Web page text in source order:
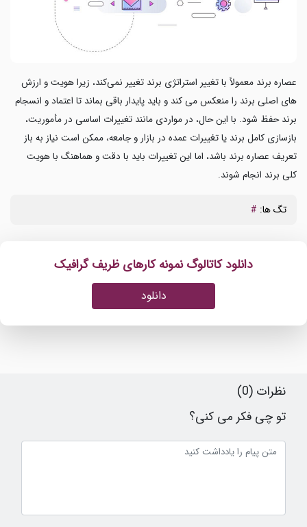
عصاره برند معمولاً با تغییر استراتژی برند تغییر نمی‌کند، زیرا هویت و ارزش
های اصلی برند را منعکس می کند و باید پایدار باقی بماند تا اعتماد و انسجام
برند حفظ شود. با این حال، در مواردی مانند تغییرات اساسی در مأموریت،
بازسازی کامل برند یا تغییرات عمده در بازار و جامعه، ممکن است نیاز به باز
تعریف عصاره برند باشد، اما این تغییرات باید با دقت و هماهنگ با هویت
کلی برند انجام شوند.
تگ ها: #
دانلود کاتالوگ نمونه کارهای ظریف گرافیک
دانلود
نظرات (0)
تو چی فکر می کنی؟